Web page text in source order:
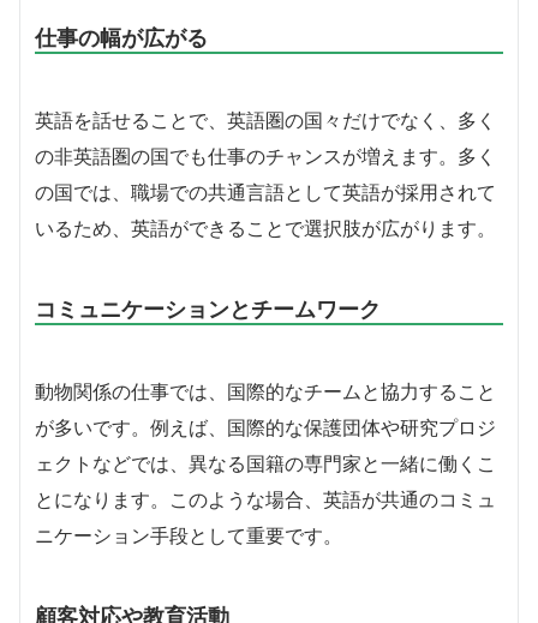
仕事の幅が広がる
英語を話せることで、英語圏の国々だけでなく、多く
の非英語圏の国でも仕事のチャンスが増えます。多く
の国では、職場での共通言語として英語が採用されて
いるため、英語ができることで選択肢が広がります。
コミュニケーションとチームワーク
動物関係の仕事では、国際的なチームと協力すること
が多いです。例えば、国際的な保護団体や研究プロジ
ェクトなどでは、異なる国籍の専門家と一緒に働くこ
とになります。このような場合、英語が共通のコミュ
ニケーション手段として重要です。
顧客対応や教育活動